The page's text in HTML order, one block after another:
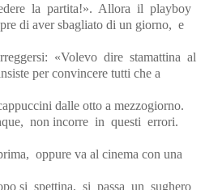
la partita!». Allora il playboy
di aver sbagliato di un giorno, e
«Volevo dire stamattina al
per convincere tutti che a
dalle otto a mezzogiorno.
non incorre in questi errori.
oppure va al cinema con una
si spettina, si passa un sughero